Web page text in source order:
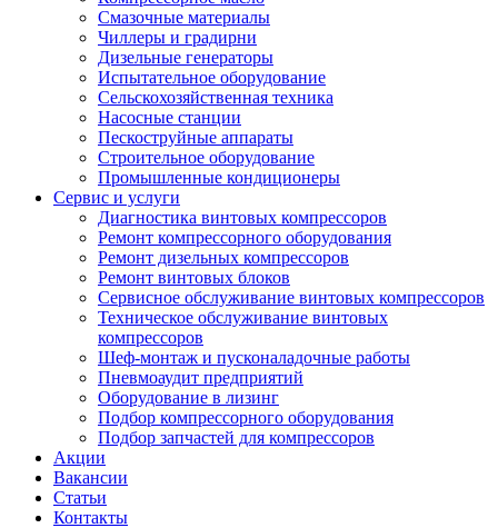
Смазочные материалы
Чиллеры и градирни
Дизельные генераторы
Испытательное оборудование
Сельскохозяйственная техника
Насосные станции
Пескоструйные аппараты
Строительное оборудование
Промышленные кондиционеры
Сервис и услуги
Диагностика винтовых компрессоров
Ремонт компрессорного оборудования
Ремонт дизельных компрессоров
Ремонт винтовых блоков
Сервисное обслуживание винтовых компрессоров
Техническое обслуживание винтовых
компрессоров
Шеф-монтаж и пусконаладочные работы
Пневмоаудит предприятий
Оборудование в лизинг
Подбор компрессорного оборудования
Подбор запчастей для компрессоров
Акции
Вакансии
Статьи
Контакты